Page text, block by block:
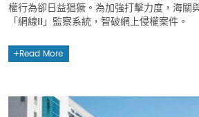
權行為卻日益猖獗。為加強打擊力度，海關
「網線II」監察系統，智破網上侵權案件。
Read More